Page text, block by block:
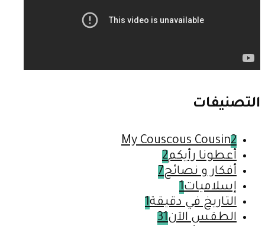
التصنيفات
My Couscous Cousin2
أعطونا رأيكم2
أفكار و نصائح7
إسلاميات1
التاريخ في دقيقة1
الطقس الآن31